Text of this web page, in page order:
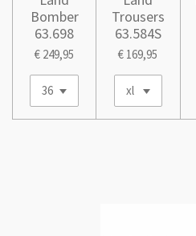
Bomber
63.698
€ 249,95
Trousers
63.584S
€ 169,95